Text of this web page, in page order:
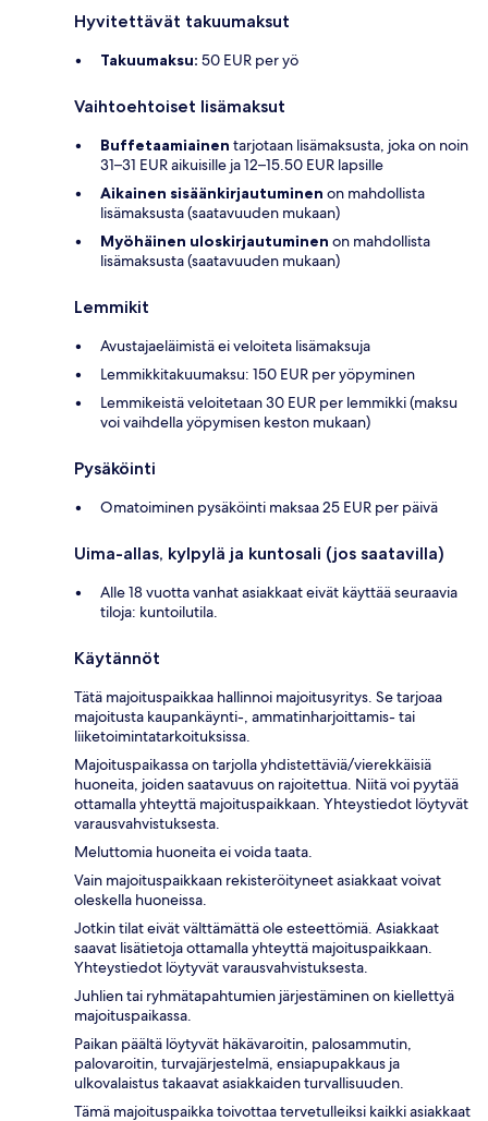
Hyvitettävät takuumaksut
Takuumaksu: 50 EUR per yö
Vaihtoehtoiset lisämaksut
Buffetaamiainen tarjotaan lisämaksusta, joka on noin
31–31 EUR aikuisille ja 12–15.50 EUR lapsille
Aikainen sisäänkirjautuminen on mahdollista
lisämaksusta (saatavuuden mukaan)
Myöhäinen uloskirjautuminen on mahdollista
lisämaksusta (saatavuuden mukaan)
Lemmikit
Avustajaeläimistä ei veloiteta lisämaksuja
Lemmikkitakuumaksu: 150 EUR per yöpyminen
Lemmikeistä veloitetaan 30 EUR per lemmikki (maksu
voi vaihdella yöpymisen keston mukaan)
Pysäköinti
Omatoiminen pysäköinti maksaa 25 EUR per päivä
Uima-allas, kylpylä ja kuntosali (jos saatavilla)
Alle 18 vuotta vanhat asiakkaat eivät käyttää seuraavia
tiloja: kuntoilutila.
Käytännöt
Tätä majoituspaikkaa hallinnoi majoitusyritys. Se tarjoaa
majoitusta kaupankäynti-, ammatinharjoittamis- tai
liiketoimintatarkoituksissa.
Majoituspaikassa on tarjolla yhdistettäviä/vierekkäisiä
huoneita, joiden saatavuus on rajoitettua. Niitä voi pyytää
ottamalla yhteyttä majoituspaikkaan. Yhteystiedot löytyvät
varausvahvistuksesta.
Meluttomia huoneita ei voida taata.
Vain majoituspaikkaan rekisteröityneet asiakkaat voivat
oleskella huoneissa.
Jotkin tilat eivät välttämättä ole esteettömiä. Asiakkaat
saavat lisätietoja ottamalla yhteyttä majoituspaikkaan.
Yhteystiedot löytyvät varausvahvistuksesta.
Juhlien tai ryhmätapahtumien järjestäminen on kiellettyä
majoituspaikassa.
Paikan päältä löytyvät häkävaroitin, palosammutin,
palovaroitin, turvajärjestelmä, ensiapupakkaus ja
ulkovalaistus takaavat asiakkaiden turvallisuuden.
Tämä majoituspaikka toivottaa tervetulleiksi kaikki asiakkaat